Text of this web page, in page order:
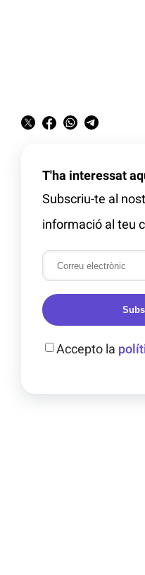
T'ha interessat
Subscriu-te al
informació al teu
Accepto la